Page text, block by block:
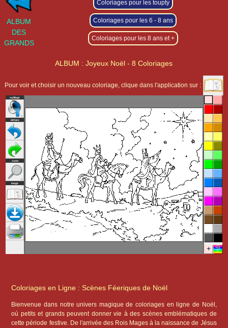
ALBUM
DES
GRANDS
Coloriages pour les toupty
Coloriages pour les 6 - 8 ans
Coloriages pour les 8 ans et +
ALBUM : Joyeux Noël - 8 Coloriages
Pour voir et choisir un nouveau coloriage, clique dans l'application sur :
Coloriages en Ligne : Scènes Féeriques de Noël
Bienvenue dans notre univers magique de coloriages en ligne de Noël,
où petits et grands peuvent donner vie à des scènes emblématiques de
cette période festive. De l'arrivée des Rois Mages à la naissance de Jésus